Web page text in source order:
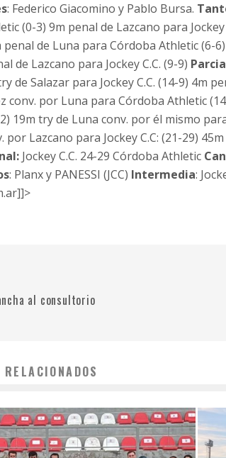
: Federico Giacomino y Pablo Bursa.
(0-3) 9m penal de Lazcano para
penal de Luna para Córdoba Athletic
de Lazcano para Jockey C.C. (9-9)
de Salazar para Jockey C.C. (14-9) 4m
conv. por Luna para Córdoba Athletic
19m try de Luna conv. por él mismo
por Lazcano para Jockey C.C: (21-29)
Jockey C.C. 24-29 Córdoba Athletic
: Planx y PANESSI (JCC) Intermedia:
al consultorio